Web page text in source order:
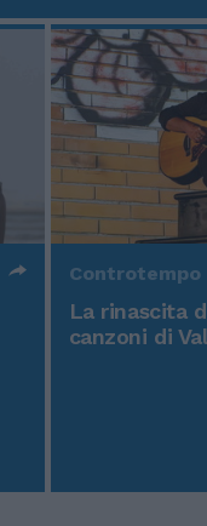
Controtempo
La rinascita
canzoni di